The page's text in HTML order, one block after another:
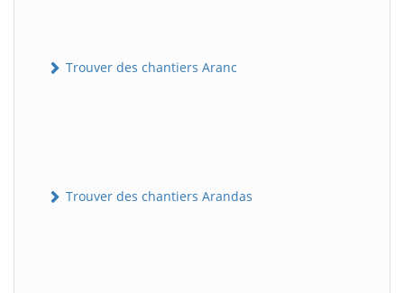
Trouver des chantiers Aranc
Trouver des chantiers Arandas